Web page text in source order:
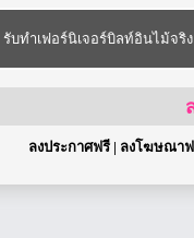
รับทำเฟอร์นิเจอร์บิลท์อินไม้จริง
ลงประกาศฟรี | ลงโฆษณา